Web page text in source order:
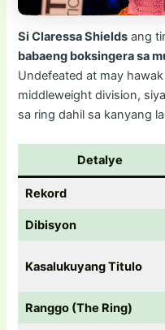
Si Claressa Shields ang
babaeng boksingera sa
Undefeated at may
middleweight division,
sa ring dahil sa kanyang
Detalye
Rekord
Dibisyon
Kasalukuyang Titulo
Ranggo (The Ring)